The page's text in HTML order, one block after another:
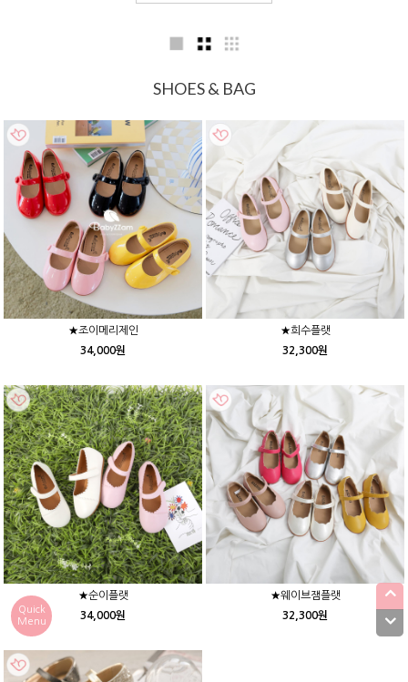
Quick
Menu
SHOES & BAG
★조이메리제인
34,000원
★희수플랫
32,300원
★순이플랫
34,000원
★웨이브잼플랫
32,300원